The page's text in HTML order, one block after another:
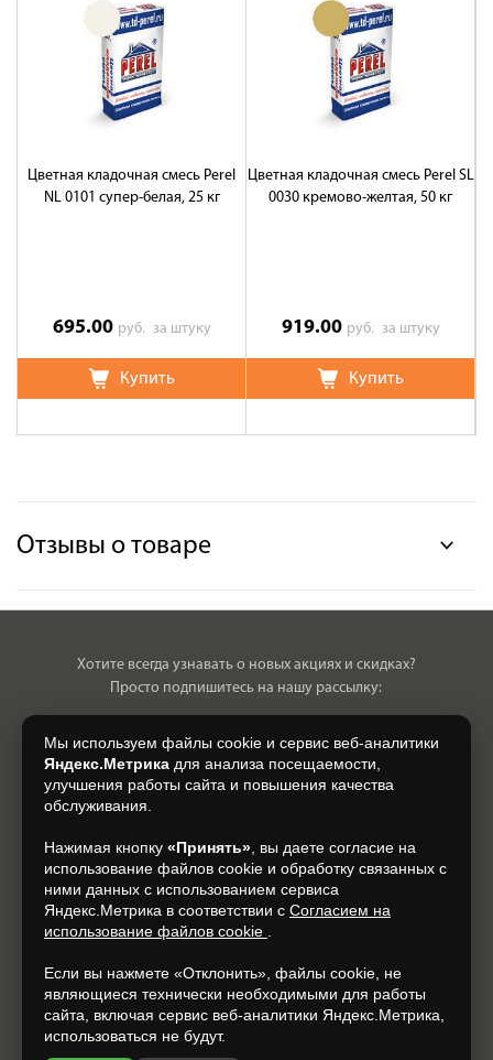
Цветная кладочная смесь Perel
NL 0101 супер-белая, 25 кг
695.00 руб. за штуку
Купить
Цветная кладочная смесь Perel SL
0030 кремово-желтая, 50 кг
919.00 руб. за штуку
Купить
Отзывы о товаре
Хотите всегда узнавать о новых акциях и скидках?
Просто подпишитесь на нашу рассылку:
Нажимая на кнопку, я даю свое согласие на обработку моих
персональных данных, на условиях и для целей, определенных в
Подписаться
+7 (930) 305-85-90
Мы используем файлы cookie и сервис веб-аналитики
Яндекс.Метрика для анализа посещаемости,
улучшения работы сайта и повышения качества
обслуживания.
Нажимая кнопку «Принять» , вы даете согласие на
использование файлов cookie и обработку связанных с
ними данных с использованием сервиса
Яндекс.Метрика в соответствии с Согласием на
использование файлов cookie
Если вы нажмете «Отклонить», файлы cookie, не
являющиеся технически необходимыми для работы
сайта, включая сервис веб-аналитики Яндекс.Метрика,
использоваться не будут.